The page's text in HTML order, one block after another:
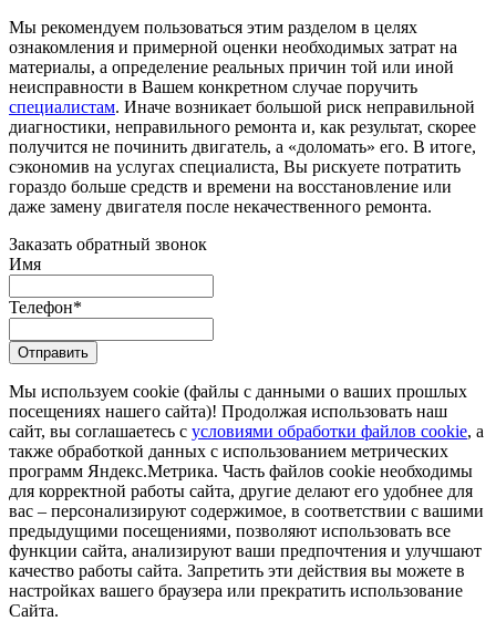
Мы рекомендуем пользоваться этим разделом в целях
ознакомления и примерной оценки необходимых затрат на
материалы, а определение реальных причин той или иной
неисправности в Вашем конкретном случае поручить
специалистам. Иначе возникает большой риск неправильной
диагностики, неправильного ремонта и, как результат, скорее
получится не починить двигатель, а «доломать» его. В итоге,
сэкономив на услугах специалиста, Вы рискуете потратить
гораздо больше средств и времени на восстановление или
даже замену двигателя после некачественного ремонта.
Заказать обратный звонок
Имя
Телефон*
Отправить
Мы используем cookie (файлы с данными о ваших прошлых
посещениях нашего сайта)! Продолжая использовать наш
сайт, вы соглашаетесь с условиями обработки файлов cookie, а
также обработкой данных с использованием метрических
программ Яндекс.Метрика. Часть файлов cookie необходимы
для корректной работы сайта, другие делают его удобнее для
вас – персонализируют содержимое, в соответствии с вашими
предыдущими посещениями, позволяют использовать все
функции сайта, анализируют ваши предпочтения и улучшают
качество работы сайта. Запретить эти действия вы можете в
настройках вашего браузера или прекратить использование
Сайта.